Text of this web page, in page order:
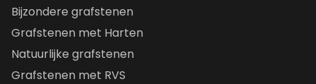
Bijzondere grafstenen
Grafstenen met Harten
Natuurlijke grafstenen
Grafstenen met RVS